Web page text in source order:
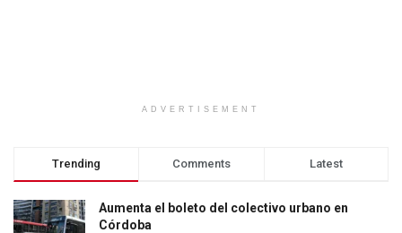
ADVERTISEMENT
Trending Comments Latest
Aumenta el boleto del colectivo urbano en
Córdoba